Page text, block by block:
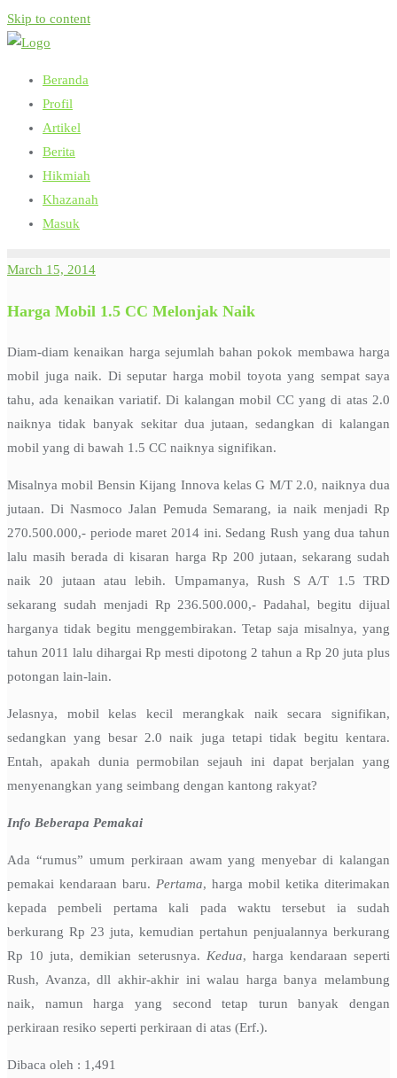
Skip to content
Beranda
Profil
Artikel
Berita
Hikmiah
Khazanah
Masuk
March 15, 2014
Harga Mobil 1.5 CC Melonjak Naik
Diam-diam kenaikan harga sejumlah bahan pokok membawa harga
mobil juga naik. Di seputar harga mobil toyota yang sempat saya
tahu, ada kenaikan variatif. Di kalangan mobil CC yang di atas 2.0
naiknya tidak banyak sekitar dua jutaan, sedangkan di kalangan
mobil yang di bawah 1.5 CC naiknya signifikan.
Misalnya mobil Bensin Kijang Innova kelas G M/T 2.0, naiknya dua
jutaan. Di Nasmoco Jalan Pemuda Semarang, ia naik menjadi Rp
270.500.000,- periode maret 2014 ini. Sedang Rush yang dua tahun
lalu masih berada di kisaran harga Rp 200 jutaan, sekarang sudah
naik 20 jutaan atau lebih. Umpamanya, Rush S A/T 1.5 TRD
sekarang sudah menjadi Rp 236.500.000,- Padahal, begitu dijual
harganya tidak begitu menggembirakan. Tetap saja misalnya, yang
tahun 2011 lalu dihargai Rp mesti dipotong 2 tahun a Rp 20 juta plus
potongan lain-lain.
Jelasnya, mobil kelas kecil merangkak naik secara signifikan,
sedangkan yang besar 2.0 naik juga tetapi tidak begitu kentara.
Entah, apakah dunia permobilan sejauh ini dapat berjalan yang
menyenangkan yang seimbang dengan kantong rakyat?
Info Beberapa Pemakai
Ada “rumus” umum perkiraan awam yang menyebar di kalangan
pemakai kendaraan baru. Pertama, harga mobil ketika diterimakan
kepada pembeli pertama kali pada waktu tersebut ia sudah
berkurang Rp 23 juta, kemudian pertahun penjualannya berkurang
Rp 10 juta, demikian seterusnya. Kedua, harga kendaraan seperti
Rush, Avanza, dll akhir-akhir ini walau harga banya melambung
naik, namun harga yang second tetap turun banyak dengan
perkiraan resiko seperti perkiraan di atas (Erf.).
Dibaca oleh : 1,491